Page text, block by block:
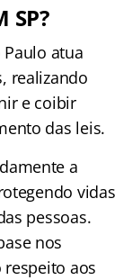
SP?
atua
realizando
e coibir
das leis.
a
vidas
pessoas.
nos
aos